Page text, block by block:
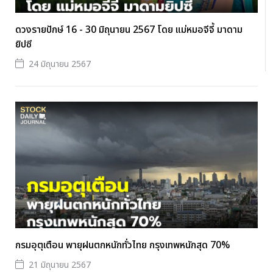
ดวงรายปักษ์ 16 - 30 มิถุนายน 2567 โดย แม่หมอจีจี้ มาดาม
ยิปซี
24 มิถุนายน 2567
กรมอุตุเตือน พายุฝนตกหนักทั่วไทย กรุงเทพหนักสุด 70%
21 มิถุนายน 2567